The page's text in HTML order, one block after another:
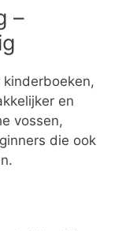
–
en
vossen,
die ook